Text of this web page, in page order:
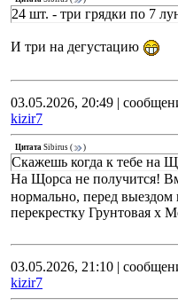
24 шт. - три грядки по 7
И три на дегустацию
03.05.2026, 20:49 |
kizir7
Цитата Sibirus ( )
Скажешь когда к тебе на
На Щорса не получится!
нормально, перед выездом
перекрестку Грунтовая х
03.05.2026, 21:10 |
kizir7